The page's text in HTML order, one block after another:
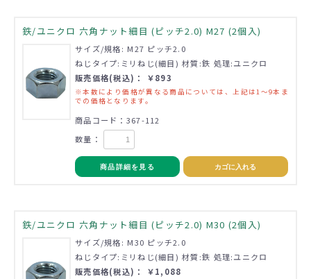
鉄/ユニクロ 六角ナット細目 (ピッチ2.0) M27 (2個入)
サイズ/規格: M27 ピッチ2.0
ねじタイプ:ミリねじ(細目) 材質:鉄 処理:ユニクロ
販売価格(税込)： ￥893
※本数により価格が異なる商品については、上記は1～9本ま
での価格となります。
商品コード：367-112
数量：
商品詳細を見る カゴに入れる
鉄/ユニクロ 六角ナット細目 (ピッチ2.0) M30 (2個入)
サイズ/規格: M30 ピッチ2.0
ねじタイプ:ミリねじ(細目) 材質:鉄 処理:ユニクロ
販売価格(税込)： ￥1,088